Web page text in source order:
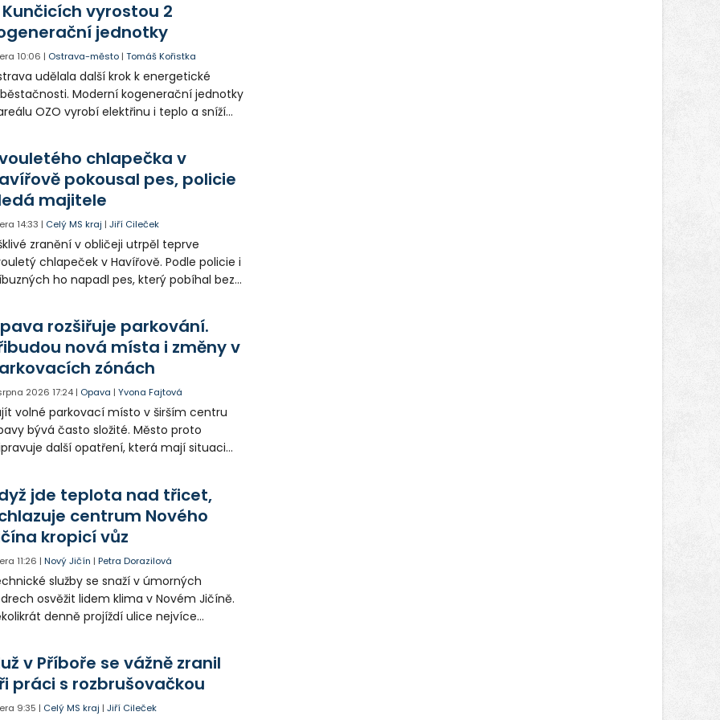
Kunčicích vyrostou 2
jednotky
10:06 | Ostrava-město |Tomáš Kořistka
udělala další krok k energetické
Moderní kogenerační jednotky
OZO vyrobí elektřinu i teplo a sníží
chlapečka v
pokousal pes, policie
majitele
14:33 | Celý MS kraj |Jiří Cileček
zranění v obličeji utrpěl teprve
chlapeček v Havířově. Podle policie i
ho napadl pes, který pobíhal bez
Případem už se zabývá policie, která
psa hledá.
rozšiřuje parkování.
nová místa i změny v
zónách
2026 17:24 | Opava |Yvona Fajtová
volné parkovací místo v širším centru
bývá často složité. Město proto
další opatření, která mají situaci
řidiče v parkovacích zónách.
jde teplota nad třicet,
centrum Nového
kropicí vůz
11:26 |Nový Jičín |Petra Dorazilová
služby se snaží v úmorných
osvěžit lidem klima v Novém Jičíně.
denně projíždí ulice nejvíce
v Příboře se vážně zranil
práci s rozbrušovačkou
9:35 | Celý MS kraj |Jiří Cileček